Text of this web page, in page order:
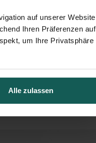
auf unserer Website
Ihren Präferenzen auf
um Ihre Privatsphäre
Alle zulassen